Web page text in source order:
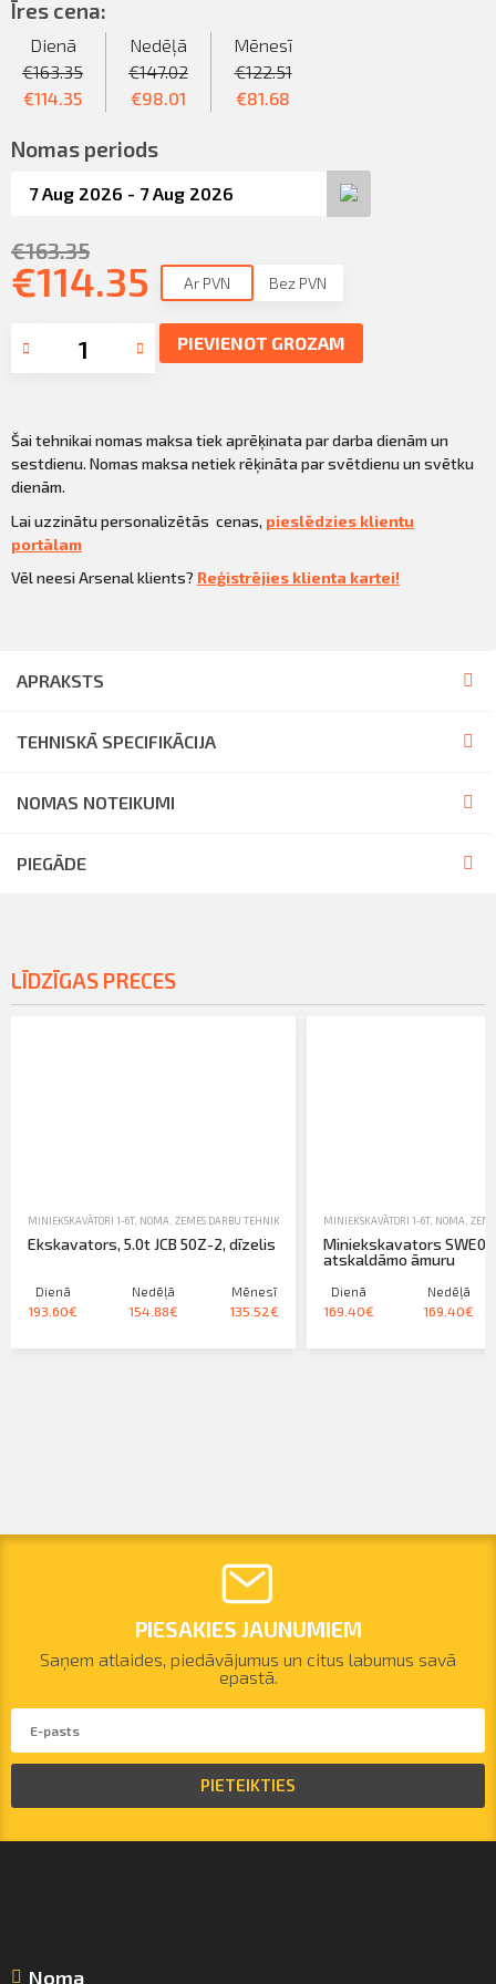
KLIENTU PORTĀLS
KĻŪT PAR KLIENTU
Iziet
Īres cena:
Dienā
€163.35
€114.35
Nedēļā
€147.02
€98.01
Mēnesī
€122.51
€81.68
Nomas periods
€163.35
€114.35 Ar PVN Bez PVN
PIEVIENOT GROZAM
Šai tehnikai nomas maksa tiek aprēķinata par darba dienām un
sestdienu. Nomas maksa netiek rēķināta par svētdienu un svētku
dienām.
Lai uzzinātu personalizētās cenas, pieslēdzies klientu
portālam
Vēl neesi Arsenal klients? Reģistrējies klienta kartei!
APRAKSTS
TEHNISKĀ SPECIFIKĀCIJA
NOMAS NOTEIKUMI
PIEGĀDE
LĪDZĪGAS PRECES
MINIEKSKAVĀTORI 1-6T, NOMA ZEMES DARBU TEHNIKA-EKSKAVATORI, IEKRĀVĒJI, TRAKTORI
Ekskavators, 5.0t JCB 50Z-2, dīzelis
Dienā
193.60€
Nedēļā
154.88€
Mēnesī
135.52€
MINIEKSKAVĀTORI 1-6T, NOMA
Miniekskavators
atskaldāmo āmuru
Dienā
169.40€
Nedēļā
169.40€
PIESAKIES JAUNUMIEM
Saņem atlaides, piedāvājumus un citus labumus savā
epastā.
PIETEIKTIES
Noma